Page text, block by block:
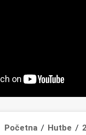
Početna / Hutbe /